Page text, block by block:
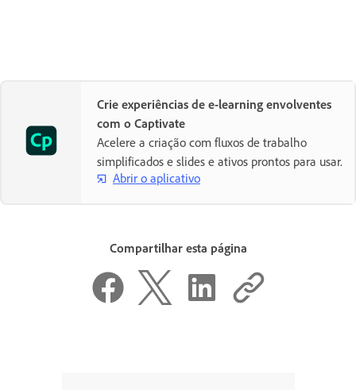
Crie experiências de e-learning envolventes
com o Captivate
Acelere a criação com fluxos de trabalho
simplificados e slides e ativos prontos para usar.
Abrir o aplicativo
Compartilhar esta página